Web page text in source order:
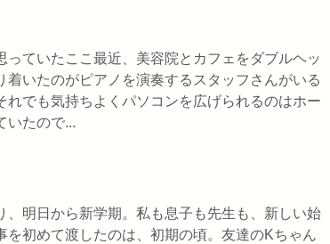
ていたここ最近、美容院とカフェをダブルヘッ
いたのがピアノを演奏するスタッフさんがいる
でも気持ちよくパソコンを広げられるのはホー
いたので...
明日から新学期。私も息子も先生も、新しい始
初めて渡したのは、初期の頃。友達のKちゃん